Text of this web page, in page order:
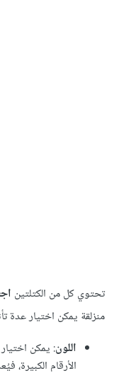
من الكتلتيناجعل مؤثر
اختيار عدة تأثيرات
الأرقام الكبيرة، فيُعد الرقم 200 كالرقم 0).